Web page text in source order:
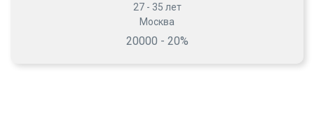
27 - 35 лет
Москва
20000 - 20%